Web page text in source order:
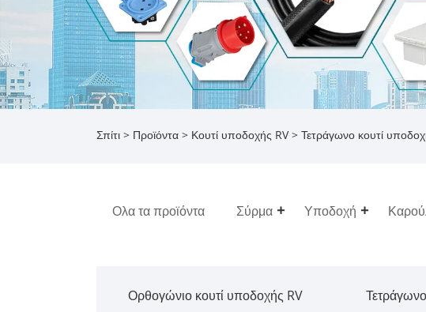
Σπίτι > Προϊόντα > Κουτί υποδοχής RV> Τετράγωνο κουτί
Ολα τα προϊόντα Σύρμα Υποδοχή
Ορθογώνιο κουτί υποδοχής RV